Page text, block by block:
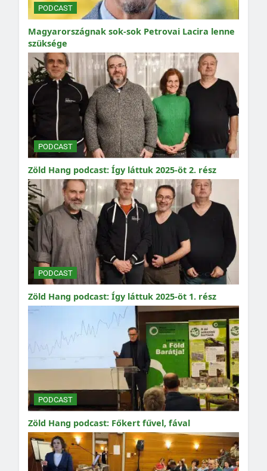
PODCAST
Magyarországnak sok-sok Petrovai Lacira lenne
szüksége
PODCAST
Zöld Hang podcast: Így láttuk 2025-öt 2. rész
PODCAST
Zöld Hang podcast: Így láttuk 2025-öt 1. rész
PODCAST
Zöld Hang podcast: Főkert fűvel, fával